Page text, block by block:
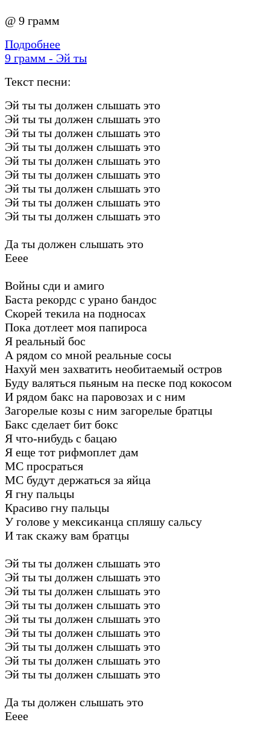
@ 9 грамм
Подробнее
9 грамм - Эй ты
Текст песни:
Эй ты ты должен слышать это
Эй ты ты должен слышать это
Эй ты ты должен слышать это
Эй ты ты должен слышать это
Эй ты ты должен слышать это
Эй ты ты должен слышать это
Эй ты ты должен слышать это
Эй ты ты должен слышать это
Эй ты ты должен слышать это
Да ты должен слышать это
Ееее
Войны сди и амиго
Баста рекордс с урано бандос
Скорей текила на подносах
Пока дотлеет моя папироса
Я реальный бос
А рядом со мной реальные сосы
Нахуй мен захватить необитаемый остров
Буду валяться пьяным на песке под кокосом
И рядом бакс на паровозах и с ним
Загорелые козы с ним загорелые братцы
Бакс сделает бит бокс
Я что-нибудь с бацаю
Я еще тот рифмоплет дам
МС просраться
МС будут держаться за яйца
Я гну пальцы
Красиво гну пальцы
У голове у мексиканца спляшу сальсу
И так скажу вам братцы
Эй ты ты должен слышать это
Эй ты ты должен слышать это
Эй ты ты должен слышать это
Эй ты ты должен слышать это
Эй ты ты должен слышать это
Эй ты ты должен слышать это
Эй ты ты должен слышать это
Эй ты ты должен слышать это
Эй ты ты должен слышать это
Да ты должен слышать это
Ееее